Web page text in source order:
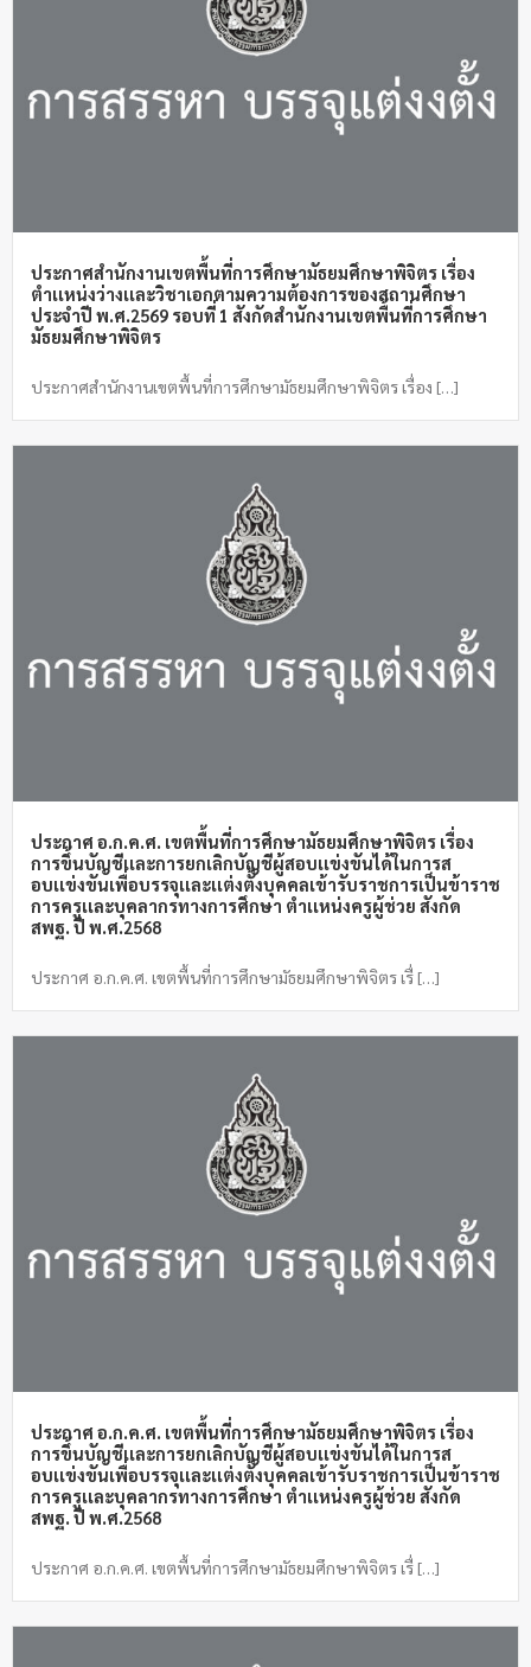
ประกาศสำนักงานเขตพื้นที่การศึกษามัธยมศึกษาพิจิตร เรื่อง
ตำเเหน่งว่างเเละวิชาเอกตามความต้องการของสถานศึกษา
ประจำปี พ.ศ.2569 รอบที่ 1 สังกัดสำนักงานเขตพื้นที่การศึกษา
มัธยมศึกษาพิจิตร
ประกาศสำนักงานเขตพื้นที่การศึกษามัธยมศึกษาพิจิตร เรื่อง […]
ประกาศ อ.ก.ค.ศ. เขตพื้นที่การศึกษามัธยมศึกษาพิจิตร เรื่อง
การขึ้นบัญชีเเละการยกเลิกบัญชีผู้สอบเเข่งขันได้ในการส
อบเเข่งขันเพื่อบรรจุเเละเเต่งตั้งบุคคลเข้ารับราชการเป็นข้าราช
การครูเเละบุคลากรทางการศึกษา ตำเเหน่งครูผู้ช่วย สังกัด
สพฐ. ปี พ.ศ.2568
ประกาศ อ.ก.ค.ศ. เขตพื้นที่การศึกษามัธยมศึกษาพิจิตร เรื่ […]
ประกาศ อ.ก.ค.ศ. เขตพื้นที่การศึกษามัธยมศึกษาพิจิตร เรื่อง
การขึ้นบัญชีเเละการยกเลิกบัญชีผู้สอบเเข่งขันได้ในการส
อบเเข่งขันเพื่อบรรจุเเละเเต่งตั้งบุคคลเข้ารับราชการเป็นข้าราช
การครูเเละบุคลากรทางการศึกษา ตำเเหน่งครูผู้ช่วย สังกัด
สพฐ. ปี พ.ศ.2568
ประกาศ อ.ก.ค.ศ. เขตพื้นที่การศึกษามัธยมศึกษาพิจิตร เรื่ […]